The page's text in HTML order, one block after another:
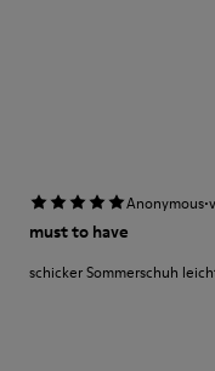
Anonymous·
must to have
schicker Sommerschuh